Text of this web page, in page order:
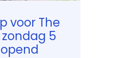
voor The
5